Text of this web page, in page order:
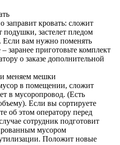
заправит кровать: сложит
подушки, застелет пледом
вам нужно поменять
– заранее приготовьте комплект
о заказе дополнительной
меняем мешки
в помещении, сложит
в мусоропровод. (Есть
Если вы сортируете
об этом оператору перед
сотрудник подготовит
мусором
Положит новые